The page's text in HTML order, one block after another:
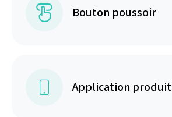
Bouton poussoir
Application produit